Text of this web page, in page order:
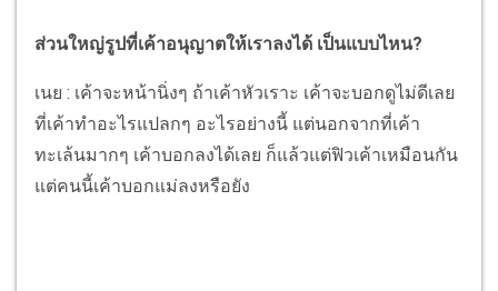
ส่วนใหญ่รูปที่เค้าอนุญาตให้เราลงได้ เป็นแบบไหน?
เนย : เค้าจะหน้านิ่งๆ ถ้าเค้าหัวเราะ เค้าจะบอกดูไม่ดีเลย
ที่เค้าทำอะไรแปลกๆ อะไรอย่างนี้ แต่นอกจากที่เค้า
ทะเล้นมากๆ เค้าบอกลงได้เลย ก็แล้วแต่ฟิวเค้าเหมือนกัน
แต่คนนี้เค้าบอกแม่ลงหรือยัง